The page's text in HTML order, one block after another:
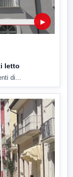
▶
letto
di...